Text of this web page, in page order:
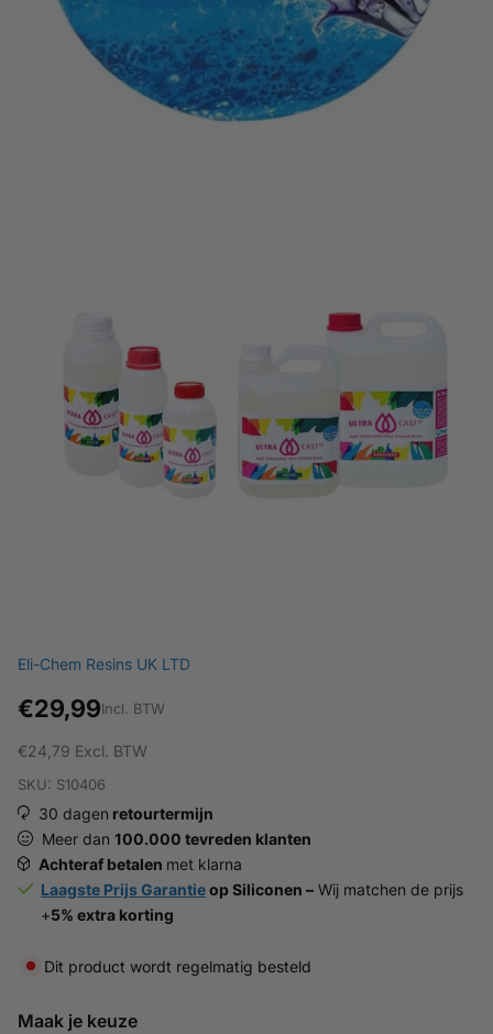
Eli-Chem Resins UK LTD
€29,99Incl. BTW
€24,79 Excl. BTW
SKU: S10406
30 dagen retourtermijn
Meer dan 100.000 tevreden klanten
Achteraf betalen met klarna
Laagste Prijs Garantieop Siliconen – Wij matchen de prijs
+5% extra korting
Dit product wordt regelmatig besteld
Maak je keuze